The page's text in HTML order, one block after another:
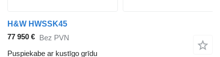
H&W HWSSK45
77 950 € Bez PVN
Puspiekabe ar kustīgo grīdu